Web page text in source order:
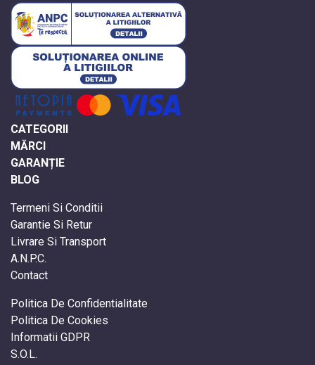
CATEGORII
MĂRCI
GARANȚIE
BLOG
Termeni Si Conditii
Garantie Si Retur
Livrare Si Transport
A.N.P.C.
Contact
Politica De Confidentialitate
Politica De Cookies
Informatii GDPR
S.O.L.